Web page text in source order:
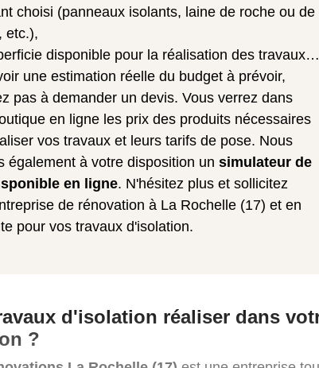
choisi (panneaux isolants, laine de roche ou de
etc.),
disponible pour la réalisation des travaux…
une estimation réelle du budget à prévoir,
pas à demander un devis. Vous verrez dans
en ligne les prix des produits nécessaires
vos travaux et leurs tarifs de pose. Nous
également à votre disposition un simulateur de
en ligne. N'hésitez plus et sollicitez
de rénovation à La Rochelle (17) et en
pour vos travaux d'isolation.
d'isolation réaliser dans
?